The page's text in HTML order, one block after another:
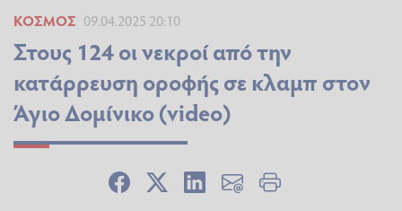
ΚΌΣΜΟΣ 09.04.2025 20:10
Στους 124 οι νεκροί από την
κατάρρευση οροφής σε κλαμπ στον
Άγιο Δομίνικο (video)